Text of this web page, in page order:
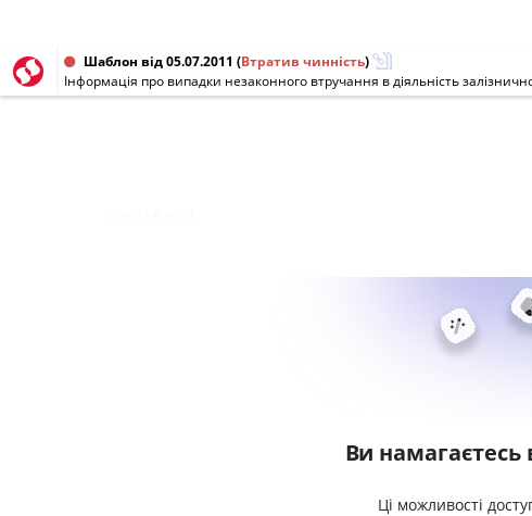
Шаблон від 05.07.2011 (Втратив чинність)
Інформація про випадки незаконного втручання в діяльність
Ви намагаєтесь
Ці можливості